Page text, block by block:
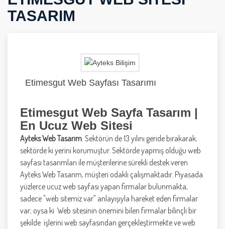
TASARIM
Etimesgut Web Sayfası Tasarımı
Etimesgut Web Sayfa Tasarım |
En Ucuz Web Sitesi
Ayteks Web Tasarım. Sektörün de 13 yılını geride bırakarak;
sektörde ki yerini korumuştur. Sektörde yapmış olduğu web
sayfası tasarımları ile müşterilerine sürekli destek veren
Ayteks Web Tasarım, müşteri odaklı çalışmaktadır. Piyasada
yüzlerce ucuz web sayfası yapan firmalar bulunmakta,
sadece "web sitemiz var" anlayışıyla hareket eden firmalar
var; oysa ki Web sitesinin önemini bilen firmalar bilinçli bir
şekilde işlerini web sayfasından gerçekleştirmekte ve web